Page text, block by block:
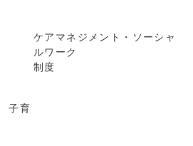
ケアマネジメント・ソーシャ
ルワーク
制度
子育